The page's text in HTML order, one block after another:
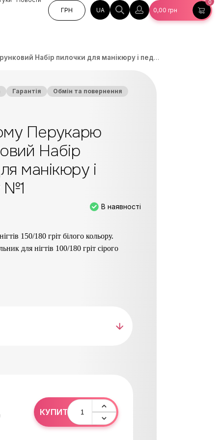
ГРН
UA 0,00 грн
0
Набір пилочки для манікюру і педикюру №1
Гарантія
Обмін та повернення
Перукарю
Набір
манікюру і
№1
В наявності
150/180 гріт білого кольору.
для нігтів 100/180 гріт сірого
для натуральних нігтів.
коханому в любий день.
шліфування.
шкіри стопи.
європейських матеріалів, стійкі до
КУПИТИ